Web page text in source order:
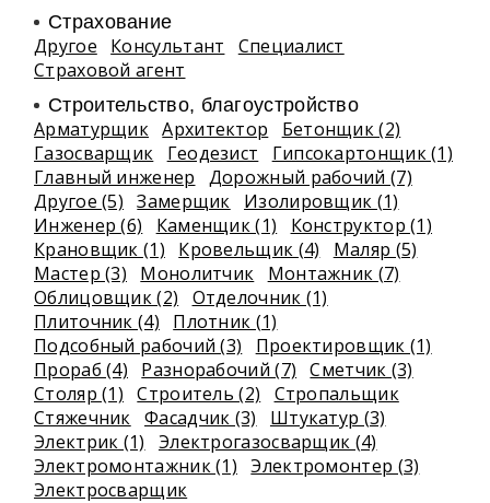
Страхование
Другое Консультант
Специалист
Страховой агент
Строительство, благоустройство
Арматурщик Архитектор
Бетонщик (2)
Газосварщик
Геодезист
Гипсокартонщик (1)
Главный инженер
Дорожный рабочий (7)
Другое (5)
Замерщик
Изолировщик (1)
Инженер (6)
Каменщик (1)
Конструктор (1)
Крановщик (1)
Кровельщик (4)
Маляр (5)
Мастер (3)
Монолитчик
Монтажник (7)
Облицовщик (2)
Отделочник (1)
Плиточник (4)
Плотник (1)
Подсобный рабочий (3)
Проектировщик (1)
Прораб (4)
Разнорабочий (7)
Сметчик (3)
Столяр (1)
Строитель (2)
Стропальщик
Стяжечник Фасадчик (3)
Штукатур (3)
Электрик (1)
Электрогазосварщик (4)
Электромонтажник (1)
Электромонтер (3)
Электросварщик